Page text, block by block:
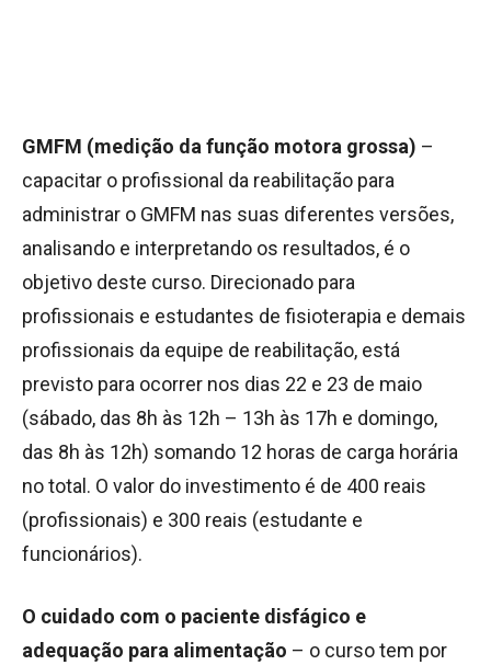
GMFM (medição da função motora grossa) –
capacitar o profissional da reabilitação para
administrar o GMFM nas suas diferentes versões,
analisando e interpretando os resultados, é o
objetivo deste curso. Direcionado para
profissionais e estudantes de fisioterapia e demais
profissionais da equipe de reabilitação, está
previsto para ocorrer nos dias 22 e 23 de maio
(sábado, das 8h às 12h – 13h às 17h e domingo,
das 8h às 12h) somando 12 horas de carga horária
no total. O valor do investimento é de 400 reais
(profissionais) e 300 reais (estudante e
funcionários).
O cuidado com o paciente disfágico e
adequação para alimentação – o curso tem por